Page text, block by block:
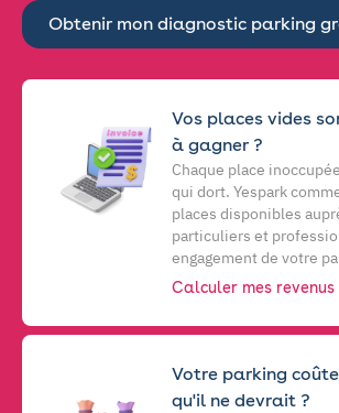
Obtenir mon diagnostic parking
Vos places vides
à gagner ?
Chaque place
qui dort. Yespark
places disponibles
particuliers et
engagement de votre
Calculer mes
Votre parking
qu'il ne devrait ?